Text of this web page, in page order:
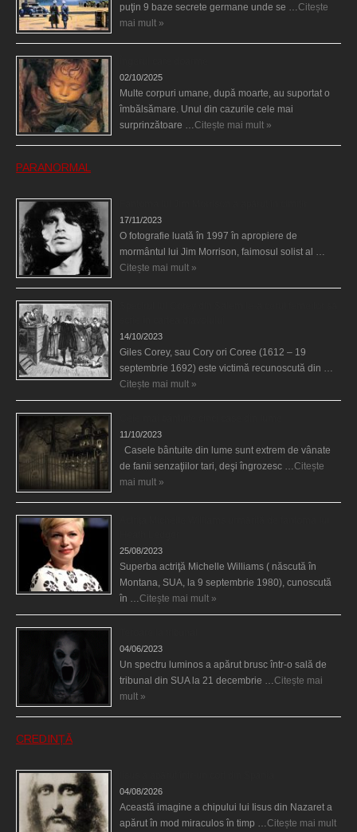
puţin 9 baze secrete germane unde se … Citește
mai mult »
02/10/2025
Multe corpuri umane, după moarte, au suportat o
îmbălsămare. Unul din cazurile cele mai
surprinzătoare … Citește mai mult »
PARANORMAL
17/11/2023
O fotografie luată în 1997 în apropiere de
mormântul lui Jim Morrison, faimosul solist al …
Citește mai mult »
14/10/2023
Giles Corey, sau Cory ori Coree (1612 – 19
septembrie 1692) este victimă recunoscută din …
Citește mai mult »
11/10/2023
Casele bântuite din lume sunt extrem de vânate
de fanii senzaţiilor tari, deşi îngrozesc … Citește
mai mult »
25/08/2023
Superba actriţă Michelle Williams ( născută în
Montana, SUA, la 9 septembrie 1980), cunoscută
în … Citește mai mult »
04/06/2023
Un spectru luminos a apărut brusc într-o sală de
tribunal din SUA la 21 decembrie … Citește mai
mult »
CREDINȚĂ
04/08/2026
Această imagine a chipului lui Iisus din Nazaret a
apărut în mod miraculos în timp … Citește mai mult